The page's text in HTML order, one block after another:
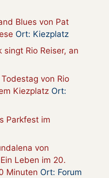
Blues von Pat
Ort: Kiezplatz
singt Rio Reiser, an
von Rio
Kiezplatz Ort:
Parkfest im
von
Leben im 20.
Minuten Ort: Forum